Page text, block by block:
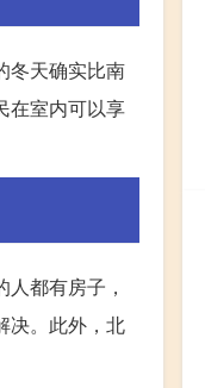
冬天确实比南
在室内可以享
都有房子，
决。此外，北